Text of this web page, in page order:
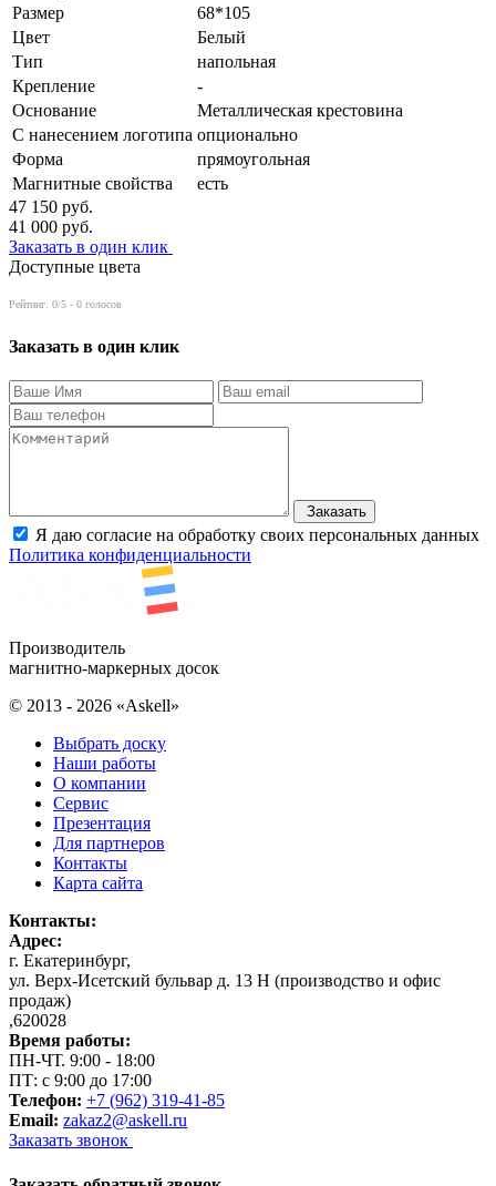
Размер
68*105
Цвет
Белый
Тип
напольная
Крепление
-
Основание
Металлическая крестовина
С нанесением логотипа опционально
Форма
прямоугольная
Магнитные свойства
есть
47 150 руб.
41 000 руб.
Заказать в один клик
Доступные цвета
Рейтинг: 0/5 - 0 голосов
Заказать в один клик
Заказать
Я даю согласие на обработку своих персональных данных
Политика конфиденциальности
Производитель
магнитно-маркерных досок
© 2013 - 2026 «Askell»
Выбрать доску
Наши работы
О компании
Сервис
Презентация
Для партнеров
Контакты
Карта сайта
Контакты:
Адрес:
г. Екатеринбург,
ул. Верх-Исетский бульвар д. 13 Н (производство и офис
продаж)
,620028
Время работы:
ПН-ЧТ. 9:00 - 18:00
ПТ: с 9:00 до 17:00
Телефон: +7 (962) 319-41-85
Email: zakaz2@askell.ru
Заказать звонок